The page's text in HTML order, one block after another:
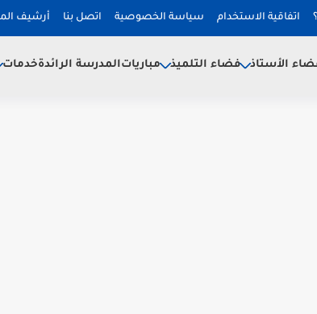
اتفاقية الاستخدام سياسة الخصوصية اتصل بنا أرشيف
الأستاذ فضاء التلميذ مبارياتالمدرسة الرائدةخدمات